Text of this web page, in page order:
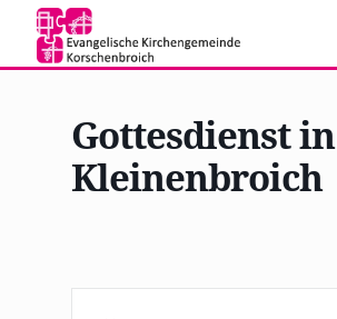
Gottesdienst in
Kleinenbroich